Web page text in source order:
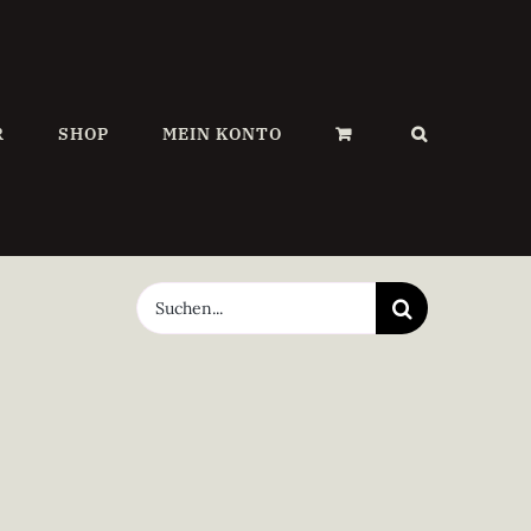
SHOP MEIN KONTO
Suche
nach: